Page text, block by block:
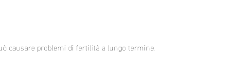
causare problemi di fertilità a lungo termine.